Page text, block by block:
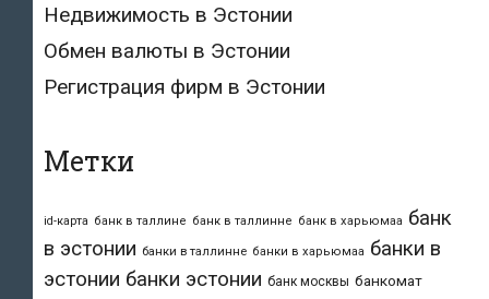
Недвижимость в Эстонии
Обмен валюты в Эстонии
Регистрация фирм в Эстонии
Метки
id-карта банк в таллине банк в таллинне банк в харьюмаа банк
в эстонии банки в таллинне банки в харьюмаа банки в
эстонии банки эстонии банк москвы банкомат